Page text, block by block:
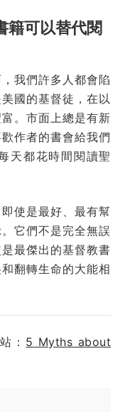
籍可以替代閱
我們許多人都會陷
國的基督徒，在以
。市面上總是有新
作者的書會給我們
天都花時間閱讀聖
使是最好、最有幫
它們不是完全無誤
最傑出的基督教書
翻轉生命的大能相
： 5 Myths about